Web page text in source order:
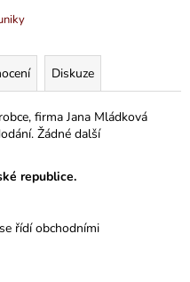
Diskuze
firma Jana Mládková
Žádné další
republice.
řídí obchodními